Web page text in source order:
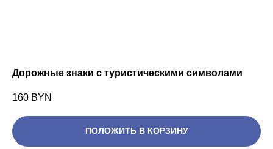
Дорожные знаки с туристическими символами
160 BYN
ПОЛОЖИТЬ В КОРЗИНУ